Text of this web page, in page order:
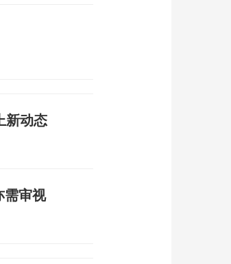
新动态
需审视